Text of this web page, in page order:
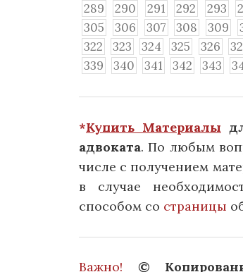
289
290 291 292 293
305
306 307 308 309
322
323 324 325 326
339
340 341 342 343
*Купить Материалы
адвоката. По любым
числе с получением
в случае
способом со страницы
Важно!
©